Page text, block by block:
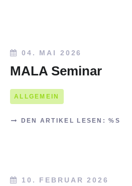
04. MAI 2026
MALA Seminar
ALLGEMEIN
DEN ARTIKEL LESEN: %S
10. FEBRUAR 2026